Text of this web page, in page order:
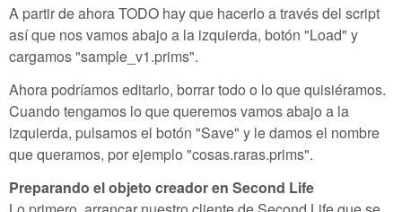
A partir de ahora TODO hay que hacerlo a través del script
así que nos vamos abajo a la izquierda, botón "Load" y
cargamos "sample_v1.prims".
Ahora podríamos editarlo, borrar todo o lo que quisiéramos.
Cuando tengamos lo que queremos vamos abajo a la
izquierda, pulsamos el botón "Save" y le damos el nombre
que queramos, por ejemplo "cosas.raras.prims".
Preparando el objeto creador en Second Life